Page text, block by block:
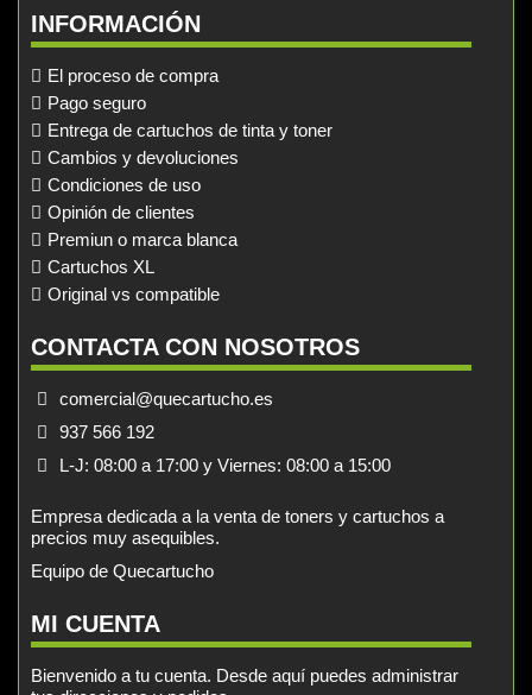
INFORMACIÓN
El proceso de compra
Pago seguro
Entrega de cartuchos de tinta y toner
Cambios y devoluciones
Condiciones de uso
Opinión de clientes
Premiun o marca blanca
Cartuchos XL
Original vs compatible
CONTACTA CON NOSOTROS
comercial@quecartucho.es
937 566 192
L-J: 08:00 a 17:00 y Viernes: 08:00 a 15:00
Empresa dedicada a la venta de toners y cartuchos a
precios muy asequibles.
Equipo de Quecartucho
MI CUENTA
Bienvenido a tu cuenta. Desde aquí puedes administrar